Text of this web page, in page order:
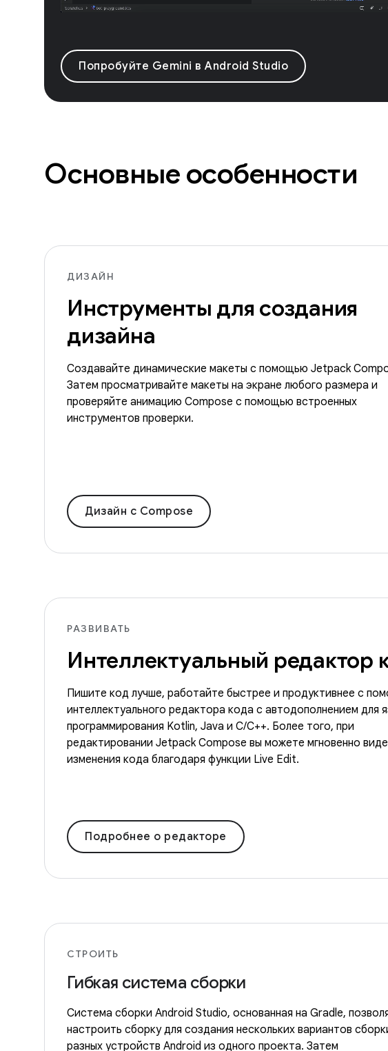
Попробуйте Gemini в Android Studio
Основные особенности
ДИЗАЙН
Инструменты для создания
дизайна
Создавайте динамические макеты с помощью Jetpack
Затем просматривайте макеты на экране любого размера и
проверяйте анимацию Compose с помощью встроенных
инструментов проверки.
Дизайн с Compose
РАЗВИВАТЬ
Интеллектуальный редактор
Пишите код лучше, работайте быстрее и продуктивнее с
интеллектуального редактора кода с автодополнением для
программирования Kotlin, Java и C/C++. Более того, при
редактировании Jetpack Compose вы можете мгновенно
изменения кода благодаря функции Live Edit.
Подробнее о редакторе
СТРОИТЬ
Гибкая система сборки
Система сборки Android Studio, основанная на Gradle,
настроить сборку для создания нескольких вариантов
разных устройств Android из одного проекта. Затем